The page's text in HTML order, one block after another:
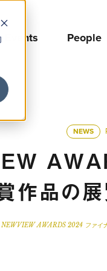
Events People
NEWS
作品の
NEWVIEW AWARDS 2024 ファイ